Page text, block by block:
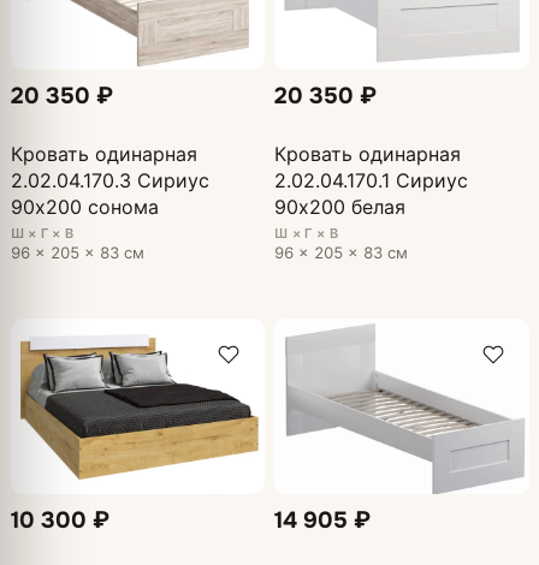
20 350 ₽
Кровать одинарная
2.02.04.170.3 Сириус
90х200 сонома
Ш × Г × В
96 × 205 × 83 см
20 350 ₽
Кровать одинарная
2.02.04.170.1 Сириус
90х200 белая
Ш × Г × В
96 × 205 × 83 см
10 300 ₽ 14 905 ₽